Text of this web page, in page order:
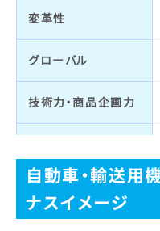
福利厚生制度
定着率
人材の質
明るさ・楽しさ
変革性
グローバル
技術力・商品企画力
ブランドイメージ
ビジネスモデル
自動車・輸送用
ナスイメージ